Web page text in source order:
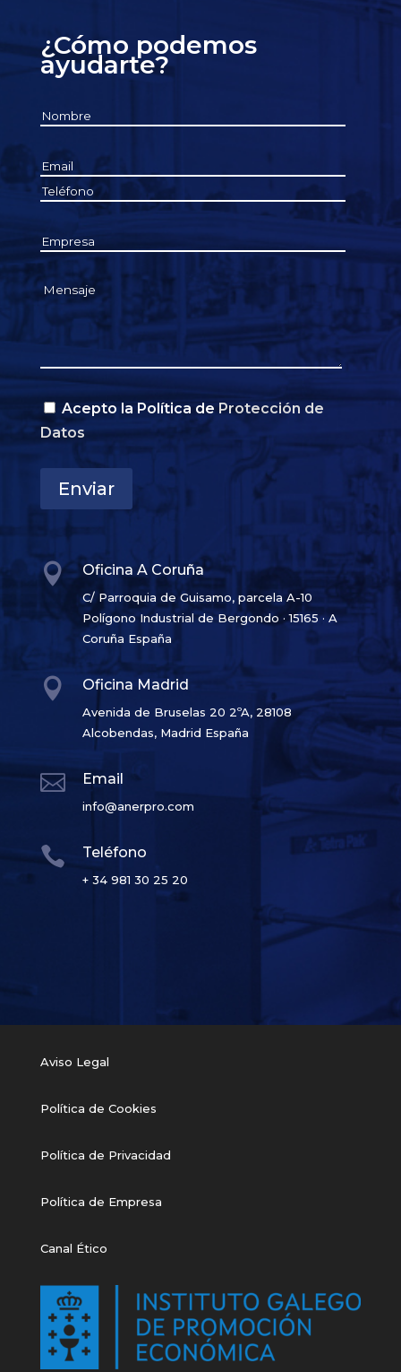
¿Cómo podemos
ayudarte?
Acepto la Política de Protección de
Datos
Enviar
 Oficina A Coruña
C/ Parroquia de Guisamo, parcela A-10
Polígono Industrial de Bergondo · 15165 · A
Coruña España
 Oficina Madrid
Avenida de Bruselas 20 2ºA, 28108
Alcobendas, Madrid España
 Email
info@anerpro.com
 Teléfono
+ 34 981 30 25 20
Aviso Legal
Política de Cookies
Política de Privacidad
Política de Empresa
Canal Ético